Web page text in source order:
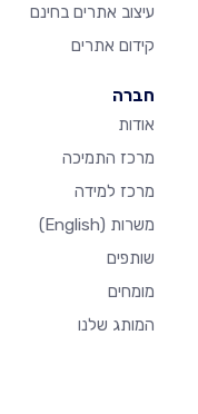
עיצוב אתרים בחינם
קידום אתרים
חברה
אודות
מרכז התמיכה
מרכז למידה
משרות (English)
שותפים
מומחים
המותג שלנו